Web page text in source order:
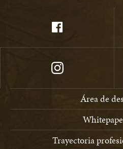
Área de
Trayectoria